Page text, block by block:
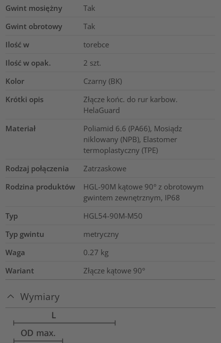
Gwint mosiężny
Tak
Gwint obrotowy
Tak
Ilość w
torebce
Ilość w opak.
2 szt.
Kolor
Czarny (BK)
Krótki opis
Złącze końc. do rur karbow.
HelaGuard
Materiał
Poliamid 6.6 (PA66), Mosiądz
niklowany (NPB), Elastomer
termoplastyczny (TPE)
Rodzaj połączenia
Zatrzaskowe
Rodzina produktów
HGL-90M kątowe 90° z obrotowym
gwintem zewnętrznym, IP68
Typ
HGL54-90M-M50
Typ gwintu
metryczny
Waga
0.27 kg
Wariant
Złącze kątowe 90°
Wymiary